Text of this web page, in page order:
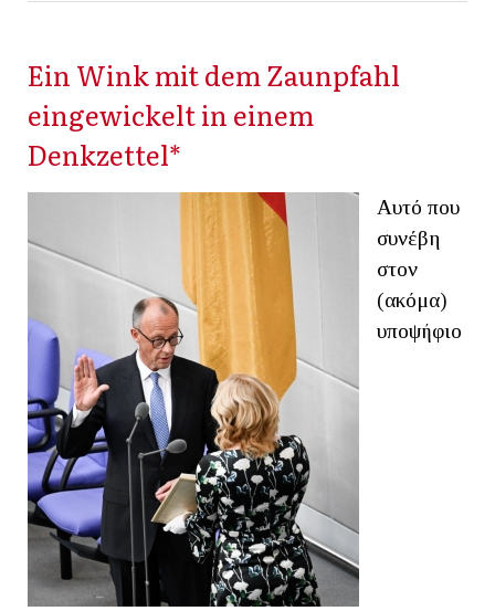
Ein Wink mit dem Zaunpfahl
eingewickelt in einem
Denkzettel*
Αυτό που
συνέβη
στον
(ακόμα)
υποψήφιο